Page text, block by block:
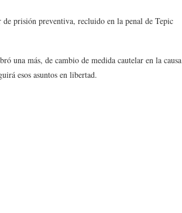
prisión preventiva, recluido en la penal de Tepic
una más, de cambio de medida cautelar en la causa
esos asuntos en libertad.